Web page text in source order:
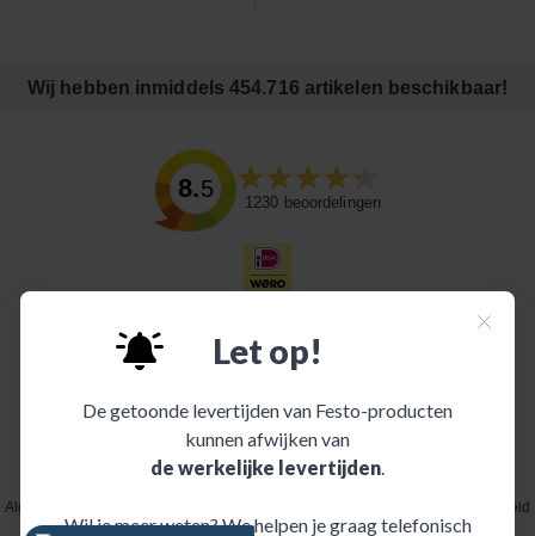
Wij hebben inmiddels 454.716 artikelen beschikbaar!
8.5
1230 beoordelingen
Algemene voorwaarden
Privacybeleid